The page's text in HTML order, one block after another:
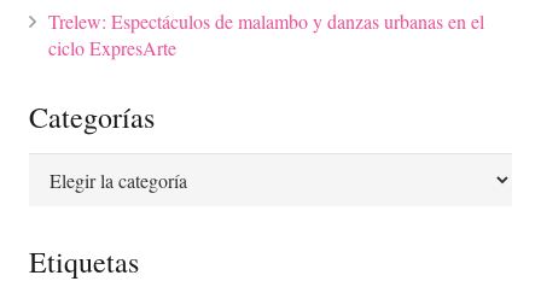
Trelew: Espectáculos de malambo y danzas urbanas en el
ciclo ExpresArte
Categorías
Etiquetas